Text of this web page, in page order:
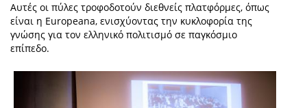
Αυτές οι πύλες τροφοδοτούν διεθνείς πλατφόρμες, όπως
είναι η Europeana, ενισχύοντας την κυκλοφορία της
γνώσης για τον ελληνικό πολιτισμό σε παγκόσμιο
επίπεδο.